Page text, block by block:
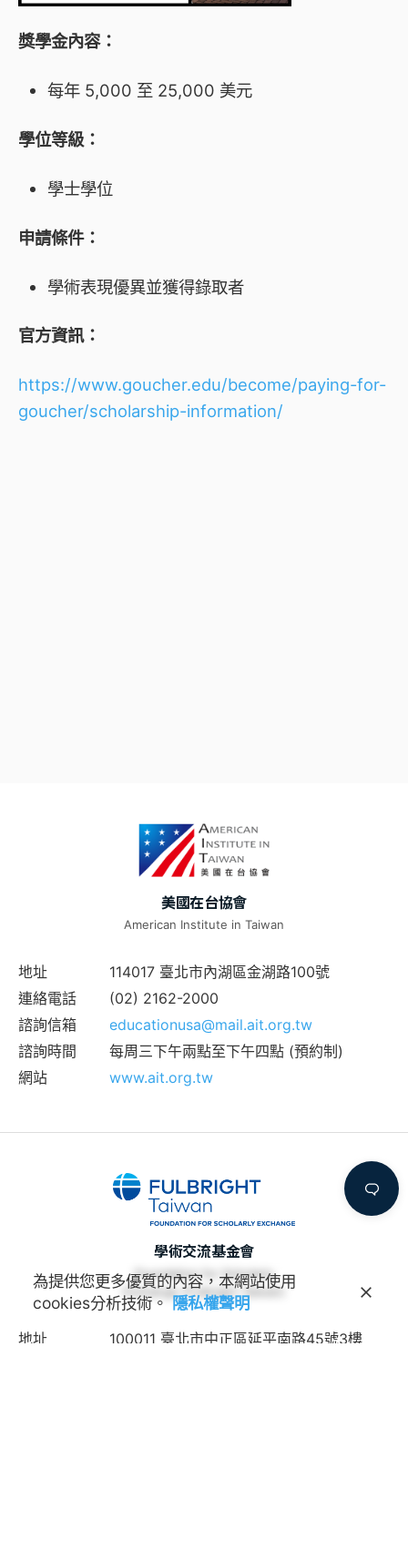
獎學金內容：
每年 5,000 至 25,000 美元
學位等級：
學士學位
申請條件：
學術表現優異並獲得錄取者
官方資訊：
https://www.goucher.edu/become/paying-for-
goucher/scholarship-information/
美國在台協會
American Institute in Taiwan
地址
114017 臺北市內湖區金湖路100號
連絡電話
(02) 2162-2000
諮詢信箱
educationusa@mail.ait.org.tw
諮詢時間
每周三下午兩點至下午四點 (預約制)
網站
www.ait.org.tw
學術交流基金會
Foundation for Scholarly
Exchange (Fulbright Taiwan)
地址
100011 臺北市中正區延平南路45號3樓
為提供您更多優質的內容，本網站使用
cookies分析技術。隱私權聲明